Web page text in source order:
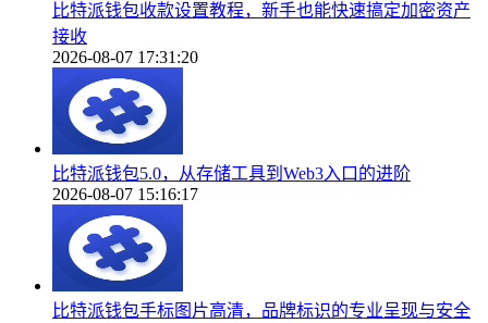
比特派钱包收款设置教程，新手也能快速搞定加密资产
接收
2026-08-07 17:31:20
比特派钱包5.0，从存储工具到Web3入口的进阶
2026-08-07 15:16:17
比特派钱包手标图片高清，品牌标识的专业呈现与安全